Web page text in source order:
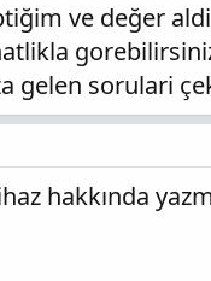
ve değer
gelen sorulari
hakkında